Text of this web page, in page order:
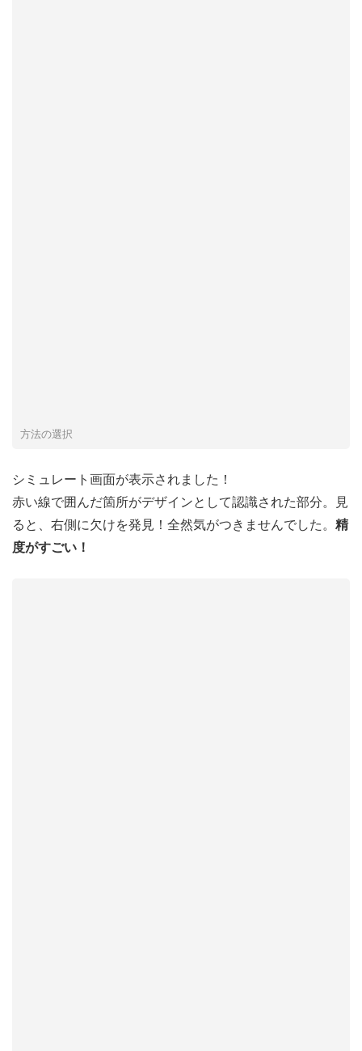
方法の選択
シミュレート画面が表示されました！
赤い線で囲んだ箇所がデザインとして認識された部分。見
ると、右側に欠けを発見！全然気がつきませんでした。 精
度がすごい！